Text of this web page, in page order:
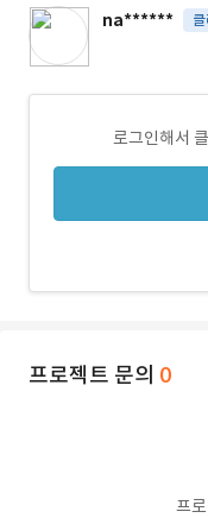
na******
로그인해서
프로젝트 문의 0
프